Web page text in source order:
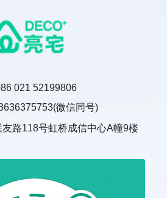
021 52199806
微信同号)
友路118号虹桥成信中心A幢9楼